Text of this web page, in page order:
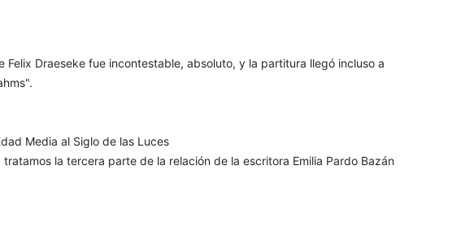
Felix Draeseke fue incontestable, absoluto, y la partitura llegó incluso a
Media al Siglo de las Luces
la tercera parte de la relación de la escritora Emilia Pardo Bazán